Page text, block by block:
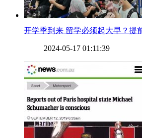
开学季到来 留学必须起大早？提
2024-05-17 01:11:39